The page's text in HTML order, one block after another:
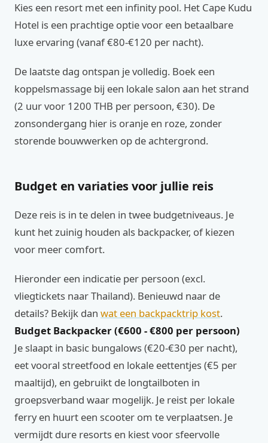
Kies een resort met een infinity pool. Het Cape Kudu
Hotel is een prachtige optie voor een betaalbare
luxe ervaring (vanaf €80-€120 per nacht).
De laatste dag ontspan je volledig. Boek een
koppelsmassage bij een lokale salon aan het strand
(2 uur voor 1200 THB per persoon, €30). De
zonsondergang hier is oranje en roze, zonder
storende bouwwerken op de achtergrond.
Budget en variaties voor jullie reis
Deze reis is in te delen in twee budgetniveaus. Je
kunt het zuinig houden als backpacker, of kiezen
voor meer comfort.
Hieronder een indicatie per persoon (excl.
vliegtickets naar Thailand). Benieuwd naar de
details? Bekijk dan wat een backpacktrip kost.
Budget Backpacker (€600 - €800 per persoon)
Je slaapt in basic bungalows (€20-€30 per nacht),
eet vooral streetfood en lokale eettentjes (€5 per
maaltijd), en gebruikt de longtailboten in
groepsverband waar mogelijk. Je reist per lokale
ferry en huurt een scooter om te verplaatsen. Je
vermijdt dure resorts en kiest voor sfeervolle